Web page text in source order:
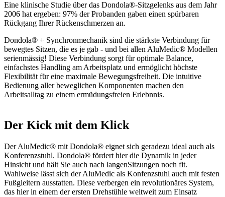
Eine klinische Studie über das Dondola®-Sitzgelenks aus dem Jahr
2006 hat ergeben: 97% der Probanden gaben einen spürbaren
Rückgang Ihrer Rückenschmerzen an.
Dondola® + Synchronmechanik sind die stärkste Verbindung für
bewegtes Sitzen, die es je gab - und bei allen AluMedic® Modellen
serienmässig! Diese Verbindung sorgt für optimale Balance,
einfachstes Handling am Arbeitsplatz und ermöglicht höchste
Flexibilität für eine maximale Bewegungsfreiheit. Die intuitive
Bedienung aller beweglichen Komponenten machen den
Arbeitsalltag zu einem ermüdungsfreien Erlebnnis.
Der Kick mit dem Klick
Der AluMedic® mit Dondola® eignet sich geradezu ideal auch als
Konferenzstuhl. Dondola® fördert hier die Dynamik in jeder
Hinsicht und hält Sie auch nach langenSitzungen noch fit.
Wahlweise lässt sich der AluMedic als Konfenzstuhl auch mit festen
Fußgleitern ausstatten. Diese verbergen ein revolutionäres System,
das hier in einem der ersten Drehstühle weltweit zum Einsatz